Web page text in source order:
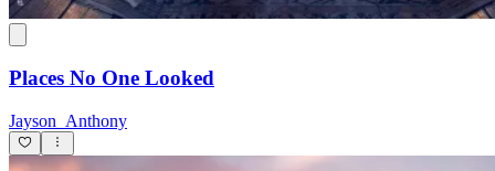
Places No One Looked
Jayson_Anthony